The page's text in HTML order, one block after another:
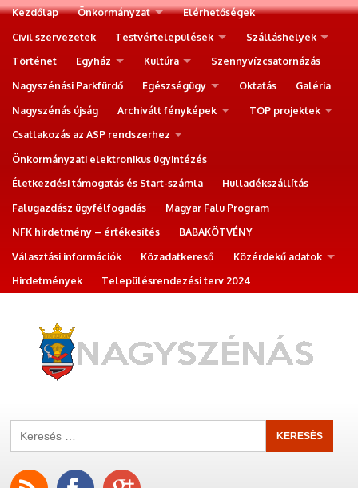
Kezdőlap Önkormányzat
Elérhetőségek
Civil szervezetek
Testvértelepülések
Szálláshelyek
Történet
Egyház Kultúra
Szennyvízcsatornázás
Nagyszénási Parkfürdő
Egészségügy Oktatás
Galéria
Nagyszénás újság
Archivált fényképek
TOP projektek
Csatlakozás az ASP rendszerhez
Önkormányzati elektronikus ügyintézés
Életkezdési támogatás és Start-számla
Hulladékszállítás
Falugazdász ügyfélfogadás
Magyar Falu Program
NFK hirdetmény – értékesítés
BABAKÖTVÉNY
Választási információk
Közadatkereső
Közérdekű adatok
Hirdetmények
Településrendezési terv 2024